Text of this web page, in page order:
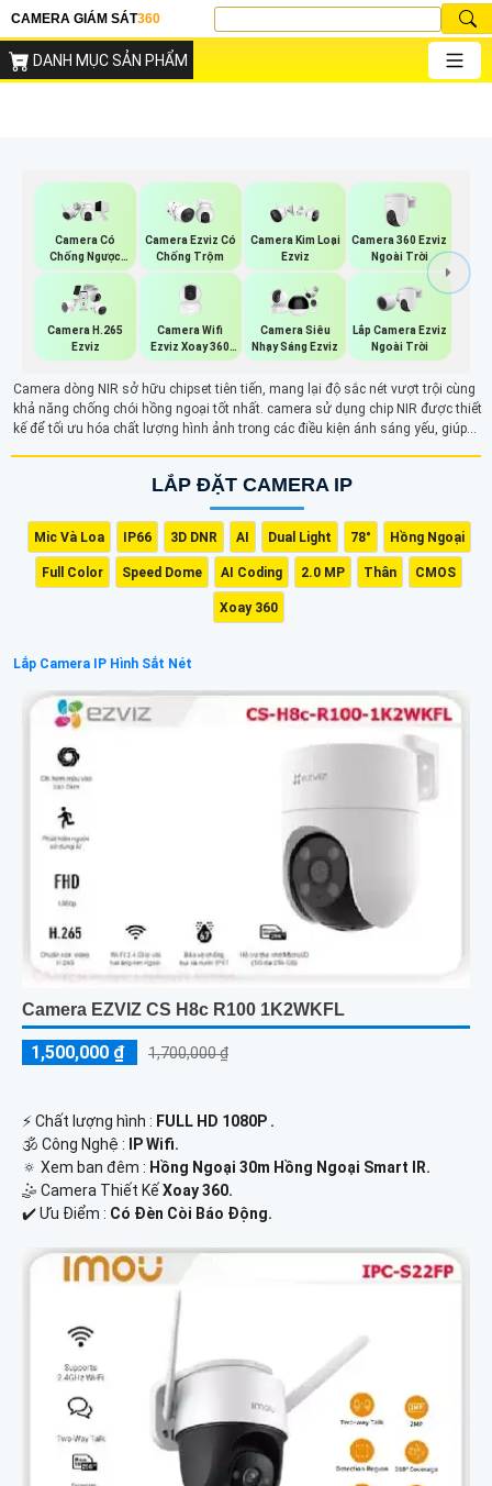
CAMERA GIÁM SÁT360
DANH MỤC SẢN PHẨM
Camera Có
Chống Ngược
Sáng Ezviz
Camera Ezviz Có
Chống Trộm
Camera Kim Loại
Ezviz
Camera 360 Ezviz
Ngoài Trời
Camera H.265
Ezviz
Camera Wifi
Ezviz Xoay 360
Độ
Camera Siêu
Nhạy Sáng Ezviz
Lắp Camera Ezviz
Ngoài Trời
Camera dòng NIR sở hữu chipset tiên tiến, mang lại độ sắc nét vượt trội cùng
khả năng chống chói hồng ngoại tốt nhất. camera sử dụng chip NIR được thiết
kế để tối ưu hóa chất lượng hình ảnh trong các điều kiện ánh sáng yếu, giúp
LẮP ĐẶT CAMERA IP
Mic Và Loa IP66 3D DNR AI Dual Light 78° Hồng Ngoại
Full Color Speed Dome AI Coding 2.0 MP Thân CMOS
Xoay 360
Lắp Camera IP Hình Sắt Nét
Camera EZVIZ CS H8c R100 1K2WKFL
1,500,000 ₫ 1,700,000 ₫
️⚡ Chất lượng hình : FULL HD 1080P .
🕉️ Công Nghệ :
IP Wifi.
🔅 Xem ban đêm : Hồng Ngoại 30m Hồng Ngoại Smart IR.
🤹 Camera Thiết Kế Xoay 360.
️✔️ Ưu Điểm : Có Đèn Còi Báo Động.